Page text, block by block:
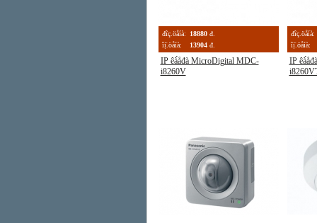
đîç.öåíà: 18880 đ.
îị̈.öåíà:
13904 đ.
IP êà́åđà MicroDigital MDC-
i8260V
đîç.öåíà:
îị̈.öåíà:
IP